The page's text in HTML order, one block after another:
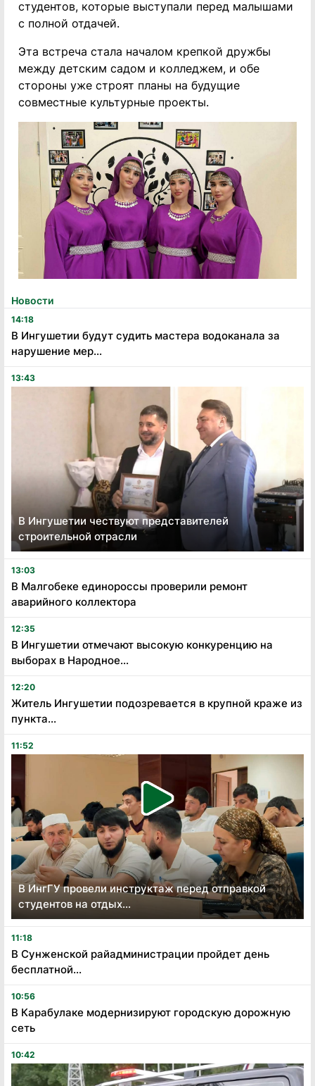
Новости
14:18
В Ингушетии будут судить мастера водоканала за
нарушение мер...
13:43
В Ингушетии чествуют представителей
строительной отрасли
13:03
В Малгобеке единороссы проверили ремонт
аварийного коллектора
12:35
В Ингушетии отмечают высокую конкуренцию на
выборах в Народное...
12:20
Житель Ингушетии подозревается в крупной краже из
пункта...
11:52
В ИнгГУ провели инструктаж перед отправкой
студентов на отдых...
11:18
В Сунженской райадминистрации пройдет день
бесплатной...
10:56
В Карабулаке модернизируют городскую дорожную
сеть
10:42
студентов, которые выступали перед малышами
с полной отдачей.
Эта встреча стала началом крепкой дружбы
между детским садом и колледжем, и обе
стороны уже строят планы на будущие
совместные культурные проекты.